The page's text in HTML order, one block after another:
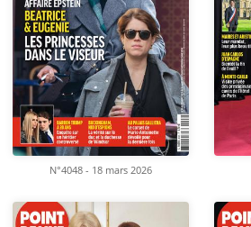
N°4048 - 18 mars 2026